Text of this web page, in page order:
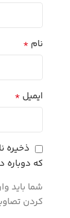
نام *
ایمیل *
ذخیره
که
شما باید
کردن